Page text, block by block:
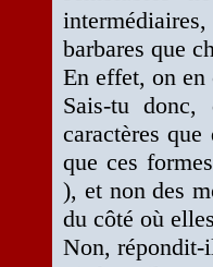
barbares que
En effet, on
Sais-tu donc,
caractères
que ces
), et non des
du côté où
Non, répondit-